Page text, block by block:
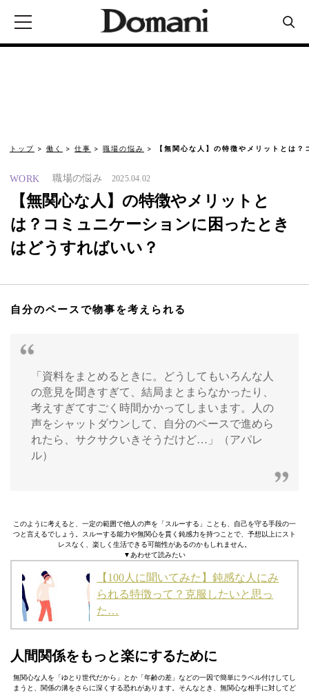
トップ 働く 仕事 職場の悩み 【無関心な人】の特徴やメリットとは
WORK 職場の悩み 2025.04.02
【無関心な人】の特徴やメリットと
は？コミュニケーションに困ったとき
はどうすればいい？
自分のペースで物事を考えられる
「資料をまとめるときに。どうしてもいろんな人
の意見を聞きすぎて、結局まとまらなかったり、
考えすぎてすごく時間かかってしまいます。人の
声をシャットダウンして、自分のペースで進めら
れたら、サクサクいきそうだけど…」（アパレ
ル）
このように考えると、一定の範囲で他人の声を「スルーする」ことも、自己を守る手段の一
つと言えるでしょう。スルーする能力や無関心を貫く鈍感力を持つことで、予想以上にスト
レスなく、楽しく生活できる可能性があるのかもしれません。
▼あわせて読みたい
【100人に聞いてみた】鈍感な人にみ
られる特徴って？克服したいと思っ
た…
人間関係をもっと楽にするために
無関心な人を「ゆとり世代だから」とか「年齢の差」などの一因で簡単にラベル付けしてし
まうと、関係の溝をさらに深くする恐れがあります。そんなとき、無関心な相手に対してど